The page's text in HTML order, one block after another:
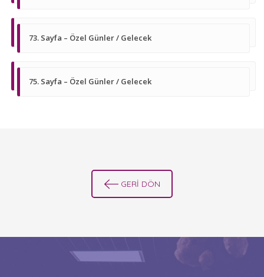
73. Sayfa – Özel Günler / Gelecek
75. Sayfa – Özel Günler / Gelecek
GERİ DÖN